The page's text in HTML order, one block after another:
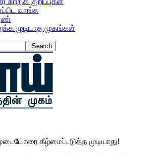
வாங்க
முடியாத முகங்கள்
கீழ்மைப்படுத்த முடியாது!